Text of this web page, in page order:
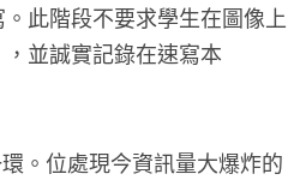
此階段不要求學生在圖像上
並誠實記錄在速寫本
。位處現今資訊量大爆炸的